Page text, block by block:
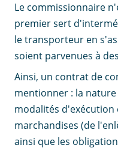
Le commissionnaire
premier sert
le transporteur en
soient parvenues à
Ainsi, un contrat de
mentionner : la
modalités
marchandises (de
ainsi que les